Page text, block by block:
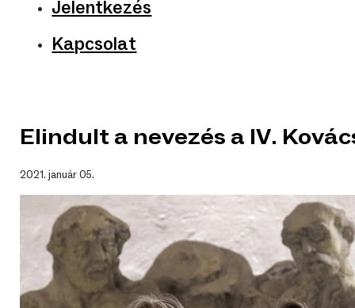
Jelentkezés
Kapcsolat
Elindult a nevezés a IV.
2021. január 05.